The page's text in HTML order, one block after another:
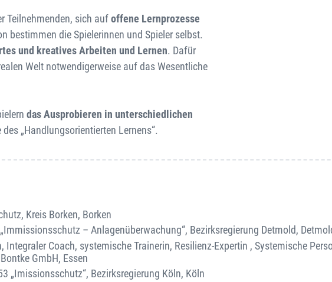
Teilnehmenden, sich aufoffene Lernprozesse
bestimmen die Spielerinnen und Spieler selbst.
und kreativesArbeiten und Lernen. Dafür
Welt notwendigerweise auf das Wesentliche
das Ausprobieren in unterschiedlichen
„Handlungsorientierten Lernens“.
Kreis Borken, Borken
– Anlagenüberwachung“, Bezirksregierung Detmold,
Integraler Coach, systemische Trainerin, Resilienz-Expertin , Systemische
GmbH, Essen
„Imissionsschutz“, Bezirksregierung Köln, Köln